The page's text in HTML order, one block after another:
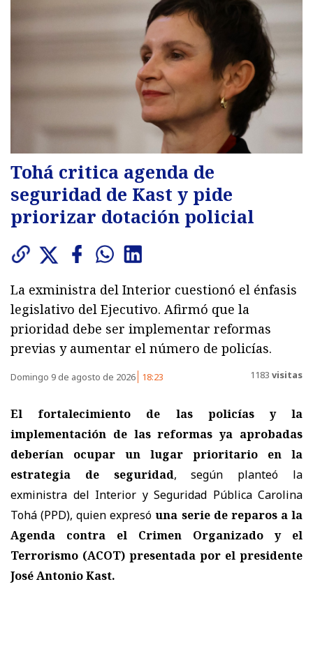
Tohá critica agenda de
seguridad de Kast y pide
priorizar dotación policial
La exministra del Interior cuestionó el énfasis
legislativo del Ejecutivo. Afirmó que la
prioridad debe ser implementar reformas
previas y aumentar el número de policías.
Domingo 9 de agosto de 2026 18:23 1183 visitas
El fortalecimiento de las policías y la
implementación de las reformas ya aprobadas
deberían ocupar un lugar prioritario en la
estrategia de seguridad, según planteó la
exministra del Interior y Seguridad Pública Carolina
Tohá (PPD), quien expresóuna serie de reparos a la
Agenda contra el Crimen Organizado y el
Terrorismo (ACOT) presentada por el presidente
José Antonio Kast.